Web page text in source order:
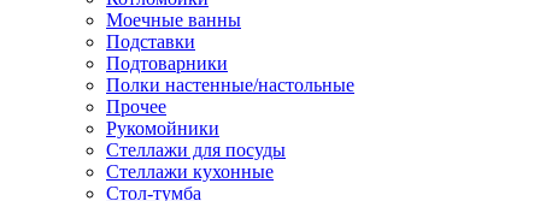
Моечные ванны
Подставки
Подтоварники
Полки настенные/настольные
Прочее
Рукомойники
Стеллажи для посуды
Стеллажи кухонные
Стол-тумба